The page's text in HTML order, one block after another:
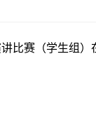
比赛（学生组）